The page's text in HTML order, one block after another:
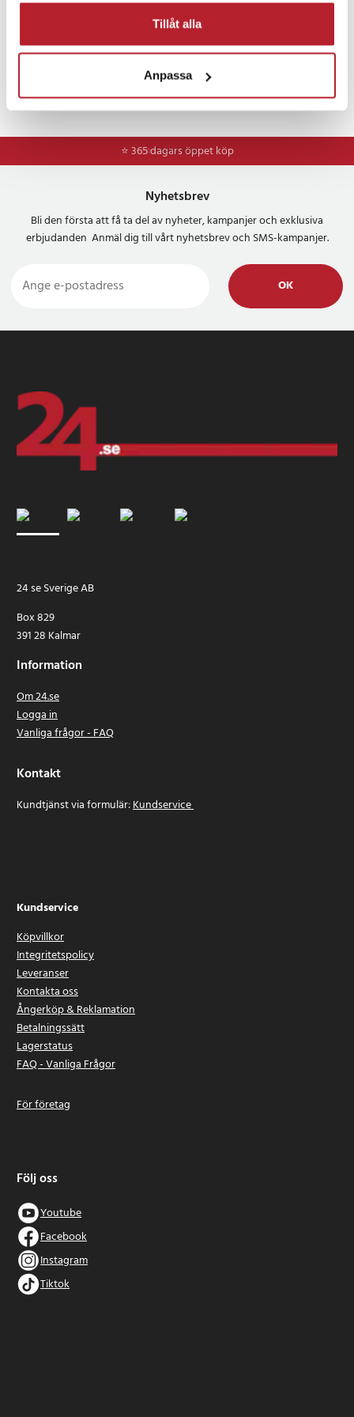
Tillåt alla
Anpassa
- Material: PP-plast, fri från bisfenoler
Artikelnummer:128095
⭐ 365 dagars öppet köp
⭐Frakt 49kr *
Nyhetsbrev
Bli den första att få ta del av nyheter, kampanjer och exklusiva
erbjudanden Anmäl dig till vårt nyhetsbrev och SMS-kampanjer.
OK
24 se Sverige AB
Box 829
391 28 Kalmar
Information
Om 24.se
Logga in
Vanliga frågor - FAQ
Kontakt
Kundtjänst via formulär:Kundservice
Kundservice
Köpvillkor
Integritetspolicy
Leveranser
Kontakta oss
Ångerköp & Reklamation
Betalningssätt
Lagerstatus
FAQ - Vanliga Frågor
För företag
Följ oss
Youtube
Facebook
Instagram
Tiktok